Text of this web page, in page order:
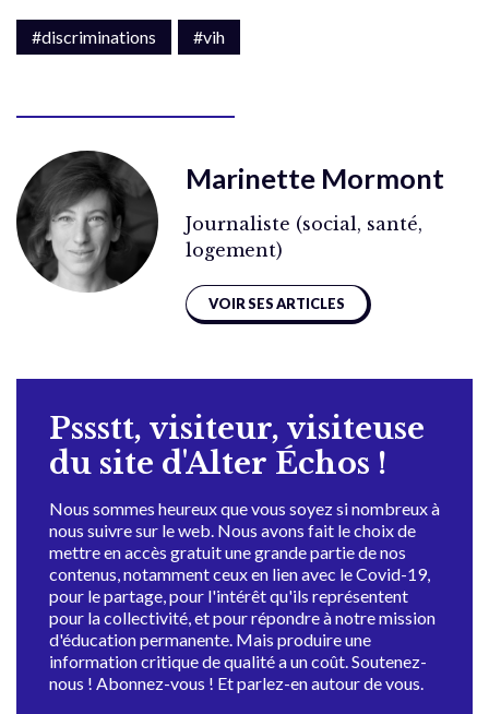
#discriminations #vih
Marinette Mormont
Journaliste (social, santé,
logement)
VOIR SES ARTICLES
Pssstt, visiteur, visiteuse
du site d'Alter Échos !
Nous sommes heureux que vous soyez si nombreux à
nous suivre sur le web. Nous avons fait le choix de
mettre en accès gratuit une grande partie de nos
contenus, notamment ceux en lien avec le Covid-19,
pour le partage, pour l'intérêt qu'ils représentent
pour la collectivité, et pour répondre à notre mission
d'éducation permanente. Mais produire une
information critique de qualité a un coût. Soutenez-
nous ! Abonnez-vous ! Et parlez-en autour de vous.